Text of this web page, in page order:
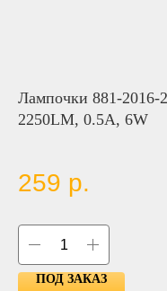
Лампочки 881-2016-
2250LM, 0.5A, 6W
259 р.
ПОД ЗАКАЗ